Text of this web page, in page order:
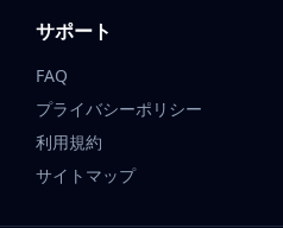
サポート
FAQ
プライバシーポリシー
利用規約
サイトマップ